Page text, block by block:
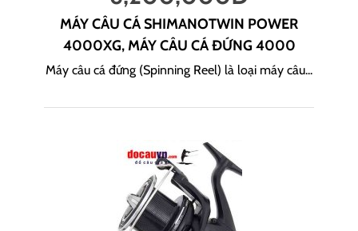
MÁY CÂU CÁ SHIMANOTWIN POWER
4000XG, MÁY CÂU CÁ ĐỨNG 4000
Máy câu cá đứng (Spinning Reel) là loại máy câu...